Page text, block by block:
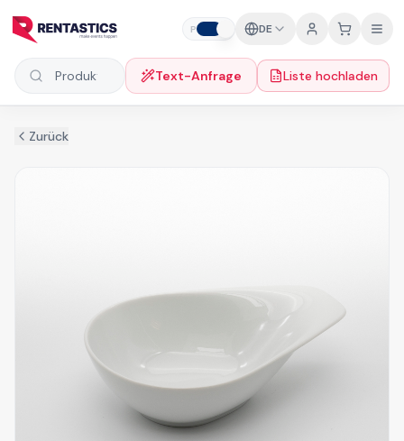
P DE
Produkte suchen Text-Anfrage Liste hochladen
Zurück